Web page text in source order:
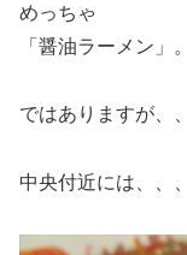
めっちゃ
「醤油ラーメン」。
ではありますが、
中央付近には、、、